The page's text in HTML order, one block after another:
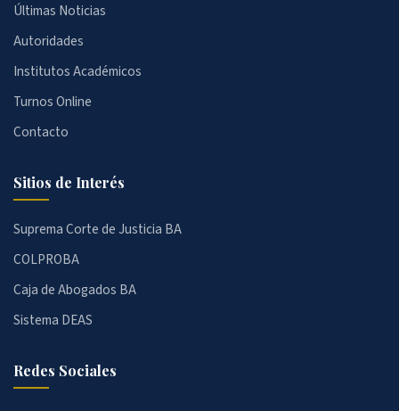
Últimas Noticias
Autoridades
Institutos Académicos
Turnos Online
Contacto
Sitios de Interés
Suprema Corte de Justicia BA
COLPROBA
Caja de Abogados BA
Sistema DEAS
Redes Sociales